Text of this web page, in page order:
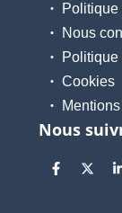
Politique
Nous
Cookies
Nous